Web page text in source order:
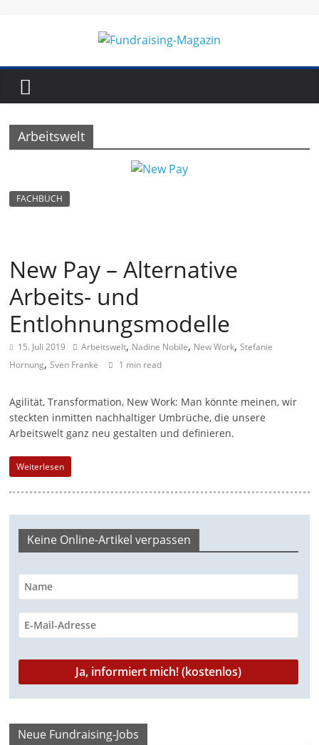
Fundraising-
e
n
m
a
z
i
n
r
S
o
z
i
a
l
-
M
a
r
e
Arbeitswelt
FACHBUCH
New Pay – Alternative
Arbeits- und
Entlohnungsmodelle
15. Juli 2019 Arbeitswelt, Nadine Nobile, New Work,Stefanie
Hornung,Sven Franke 1 min read
Agilität, Transformation, New Work: Man könnte meinen, wir
steckten inmitten nachhaltiger Umbrüche, die unsere
Arbeitswelt ganz neu gestalten und definieren.
Weiterlesen
Keine Online-Artikel verpassen
Neue Fundraising-Jobs